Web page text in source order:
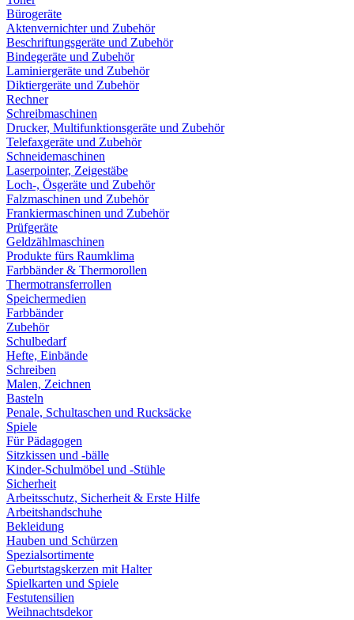
Bürogeräte
Aktenvernichter und Zubehör
Beschriftungsgeräte und Zubehör
Bindegeräte und Zubehör
Laminiergeräte und Zubehör
Diktiergeräte und Zubehör
Rechner
Schreibmaschinen
Drucker, Multifunktionsgeräte und Zubehör
Telefaxgeräte und Zubehör
Schneidemaschinen
Laserpointer, Zeigestäbe
Loch-, Ösgeräte und Zubehör
Falzmaschinen und Zubehör
Frankiermaschinen und Zubehör
Prüfgeräte
Geldzählmaschinen
Produkte fürs Raumklima
Farbbänder & Thermorollen
Thermotransferrollen
Speichermedien
Farbbänder
Zubehör
Schulbedarf
Hefte, Einbände
Schreiben
Malen, Zeichnen
Basteln
Penale, Schultaschen und Rucksäcke
Spiele
Für Pädagogen
Sitzkissen und -bälle
Kinder-Schulmöbel und -Stühle
Sicherheit
Arbeitsschutz, Sicherheit & Erste Hilfe
Arbeitshandschuhe
Bekleidung
Hauben und Schürzen
Spezialsortimente
Geburtstagskerzen mit Halter
Spielkarten und Spiele
Festutensilien
Weihnachtsdekor